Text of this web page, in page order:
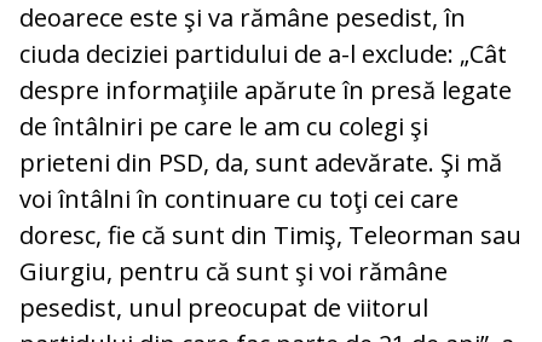
deoarece este şi va rămâne pesedist, în
ciuda deciziei partidului de a-l exclude: „Cât
despre informaţiile apărute în presă legate
de întâlniri pe care le am cu colegi şi
prieteni din PSD, da, sunt adevărate. Şi mă
voi întâlni în continuare cu toţi cei care
doresc, fie că sunt din Timiş, Teleorman sau
Giurgiu, pentru că sunt şi voi rămâne
pesedist, unul preocupat de viitorul